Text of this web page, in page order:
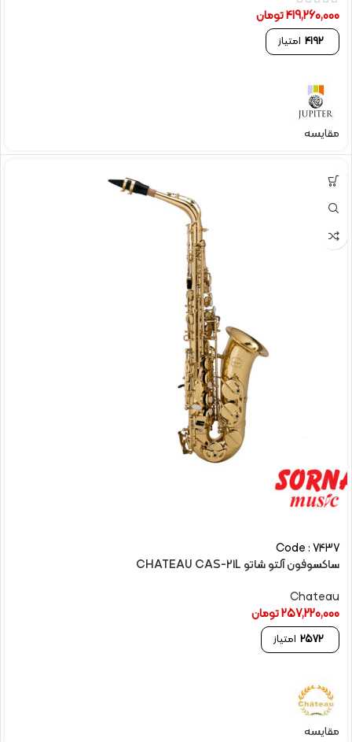
419,260,000تومان
4192 امتیاز
مقایسه
Code : 7437
ساکسوفون آلتو شاتو CHATEAU CAS-21L
Chateau
257,220,000تومان
2572 امتیاز
مقایسه